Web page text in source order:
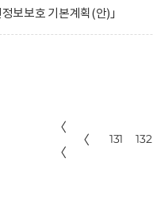
정보보호 기본계획(안)」
〈
〈
〈 131 132